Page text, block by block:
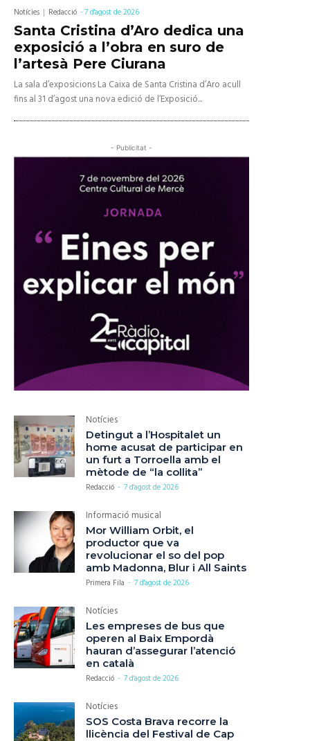
Notícies Redacció -7 d'agost de 2026
Santa Cristina d’Aro dedica una
exposició a l’obra en suro de
l’artesà Pere Ciurana
La sala d’exposicions La Caixa de Santa Cristina d’Aro acull
fins al 31 d’agost una nova edició de l’Exposició...
- Publicitat -
Notícies
Detingut a l’Hospitalet un
home acusat de participar en
un furt a Torroella amb el
mètode de “la collita”
Redacció - 7 d'agost de 2026
Informació musical
Mor William Orbit, el
productor que va
revolucionar el so del pop
amb Madonna, Blur i All Saints
Primera Fila - 7 d'agost de 2026
Notícies
Les empreses de bus que
operen al Baix Empordà
hauran d’assegurar l’atenció
en català
Redacció - 7 d'agost de 2026
Notícies
SOS Costa Brava recorre la
llicència del Festival de Cap